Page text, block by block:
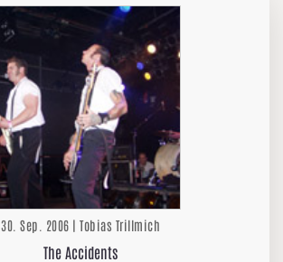
30. Sep. 2006 | Tobias Trillmich
The Accidents